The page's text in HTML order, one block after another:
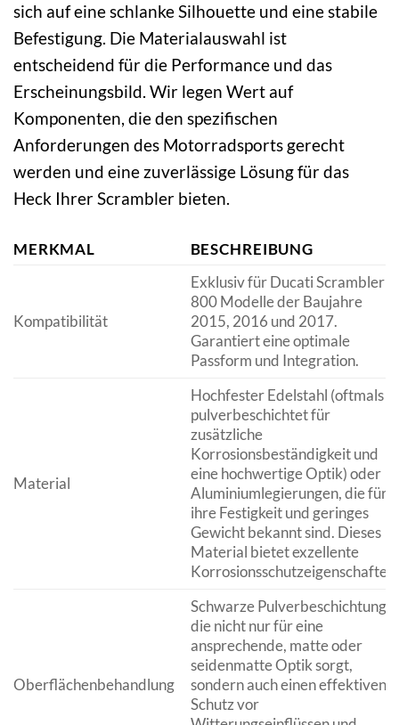
sich auf eine schlanke Silhouette und eine stabile
Befestigung. Die Materialauswahl ist
entscheidend für die Performance und das
Erscheinungsbild. Wir legen Wert auf
Komponenten, die den spezifischen
Anforderungen des Motorradsports gerecht
werden und eine zuverlässige Lösung für das
Heck Ihrer Scrambler bieten.
MERKMAL BESCHREIBUNG
Kompatibilität
Exklusiv für Ducati Scrambler
800 Modelle der Baujahre
2015, 2016 und 2017.
Garantiert eine optimale
Passform und Integration.
Material
Hochfester Edelstahl (oftmals
pulverbeschichtet für
zusätzliche
Korrosionsbeständigkeit und
eine hochwertige Optik) oder
Aluminiumlegierungen, die für
ihre Festigkeit und geringes
Gewicht bekannt sind. Dieses
Material bietet exzellente
Korrosionsschutzeigenschaften.
Oberflächenbehandlung
Schwarze Pulverbeschichtung,
die nicht nur für eine
ansprechende, matte oder
seidenmatte Optik sorgt,
sondern auch einen effektiven
Schutz vor